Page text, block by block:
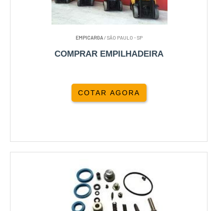
EMPICARGA/ SÃO PAULO - SP
COMPRAR EMPILHADEIRA
COTAR AGORA